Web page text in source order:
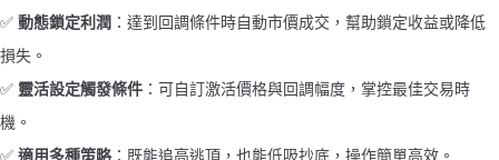
✅ 動態鎖定利潤 ：達到回調條件時自動市價成交，幫助鎖定收益或降低
損失。
✅ 靈活設定觸發條件 ：可自訂激活價格與回調幅度，掌控最佳交易時
機。
✅ 適用多種策略：既能追高逃頂，也能低吸抄底，操作簡單高效。